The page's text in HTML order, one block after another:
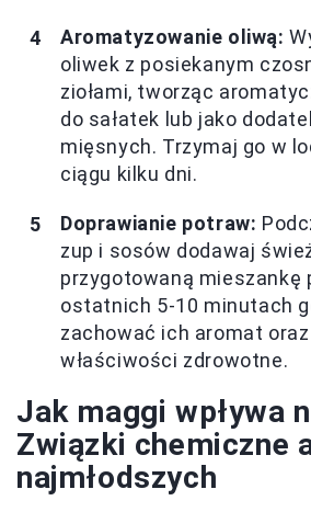
Aromatyzowanie oliwą:
oliwek z posiekanym
ziołami, tworząc
do sałatek lub jako
mięsnych. Trzymaj go w
ciągu kilku dni.
Doprawianie potraw:
zup i sosów dodawaj
przygotowaną mieszankę
ostatnich 5-10 minutach
zachować ich aromat
właściwości zdrowotne.
Jak maggi wpływa
Związki chemiczne
najmłodszych